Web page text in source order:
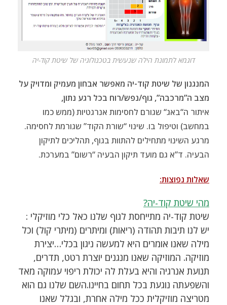
דוגמא לתמונת הילה שנעשית בטכנולוגיה של שיטת קוד-יה
המנגנון של שיטת קוד-יה מאפשר אבחון מעמיק ומדויק על
מצב ה”מרכבה”, גוף/נפש/רוח בכל רגע נתון,
איתור ה“באג“ שגורם לחסימות אנרגטיות (ממש כמו
במחשב) וטיפול בו. שינוי “שורת הקוד” שגורמת לחסימה.
מרגע השינוי מתחילים להתוות בגוף, תהליכים לתיקון
הבעיה. ד”א גם מועד תיקון הבעיה “רשום” במערכת.
שאלות נפוצות:
מהי שיטת קוד-יה?
שיטת קוד-יה מתייחסת לגוף שלנו כאל כלי מוזיקלי :
יש לנו תיבות תהודה (ריאות) ומיתרים (מיתרי קול) וכל
מילה שאנו אומרים היא למעשה ניגון בכלי…יצירת
מוזיקה. המוזיקה שאנו מנגנים יוצרת רטט, תדרים,
תנועת אנרגיה והיא בעלת לה יכולת ריפוי עמוקה מאד
והשפעתה נוגעת בכל תחום בחיינו.השם שלנו גם הוא
מטריצה מוזיקלית ככל מילה אחרת, ובגלל שאנו